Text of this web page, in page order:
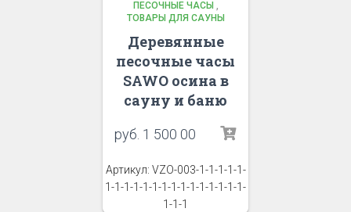
ПЕСОЧНЫЕ ЧАСЫ ,
ТОВАРЫ ДЛЯ САУНЫ
Деревянные
песочные часы
SAWO осина в
сауну и баню
руб. 1 500 00
Артикул: VZO-003-1-1-1-1-1-
1-1-1-1-1-1-1-1-1-1-1-1-1-1-1-
1-1-1